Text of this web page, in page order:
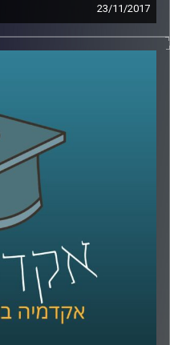
23/11/2017
של הילרי קלינטון.
התוצאות של כמויות
הרשת בשנים
היקף התופעה, על
הרצון האנושי, שעדיין
קרדיט תמונות: AudioVersity